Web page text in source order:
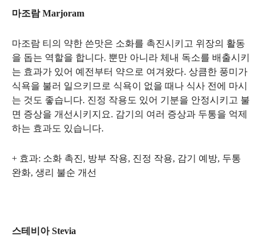
마조람 Marjoram
마조람 티의 약한 쓴맛은 소화를 촉진시키고 위장의 활동
을 돕는 역할을 합니다. 뿐만 아니라 체내 독소를 배출시키
는 효과가 있어 예전부터 약으로 여겨왔다. 상큼한 풍미가
식욕을 불러 일으키므로 식욕이 없을 때나 식사 전에 마시
는 것도 좋습니다. 진정 작용도 있어 기분을 안정시키고 불
면 증상을 개선시키지요. 감기의 여러 증상과 두통을 억제
하는 효과도 있습니다.
+ 효과: 소화 촉진, 방부 작용, 진정 작용, 감기 예방, 두통
완화, 생리 불순 개선
스테비아 Stevia